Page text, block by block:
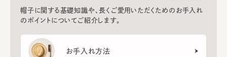
帽子に関する基礎知識や、長くご愛用いただくためのお手入れ
のポイントについてご紹介します。
お手入れ方法